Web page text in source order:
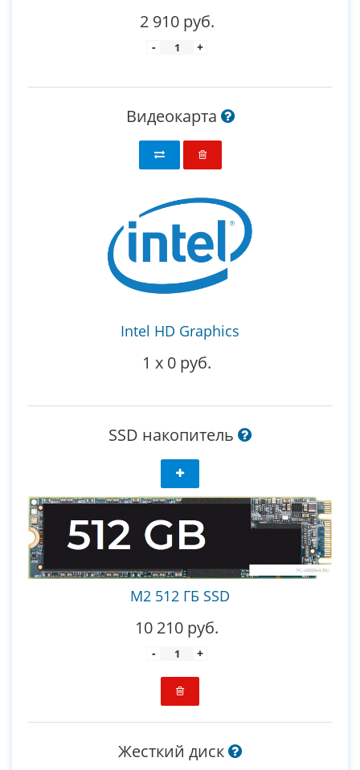
2 910 руб.
- +
Видеокарта
Intel HD Graphics
1 x 0 руб.
SSD накопитель
M2 512 ГБ SSD
10 210 руб.
- +
Жесткий диск